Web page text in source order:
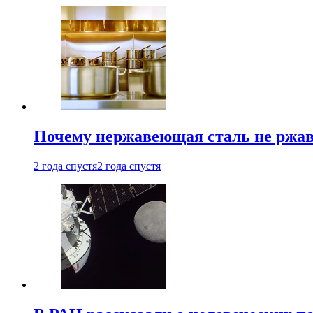
Почему нержавеющая сталь не
2 года спустя2 года спустя